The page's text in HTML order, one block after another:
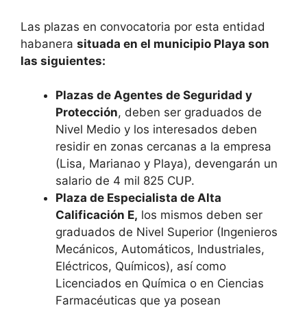
Las plazas en convocatoria por esta entidad
habanera situada en el municipio Playa son
las siguientes:
Plazas de Agentes de Seguridad y
Protección, deben ser graduados de
Nivel Medio y los interesados deben
residir en zonas cercanas a la empresa
(Lisa, Marianao y Playa), devengarán un
salario de 4 mil 825 CUP.
Plaza de Especialista de Alta
Calificación E, los mismos deben ser
graduados de Nivel Superior (Ingenieros
Mecánicos, Automáticos, Industriales,
Eléctricos, Químicos), así como
Licenciados en Química o en Ciencias
Farmacéuticas que ya posean